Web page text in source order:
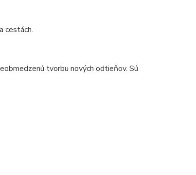
cestách.
tvorbu nových odtieňov. Sú